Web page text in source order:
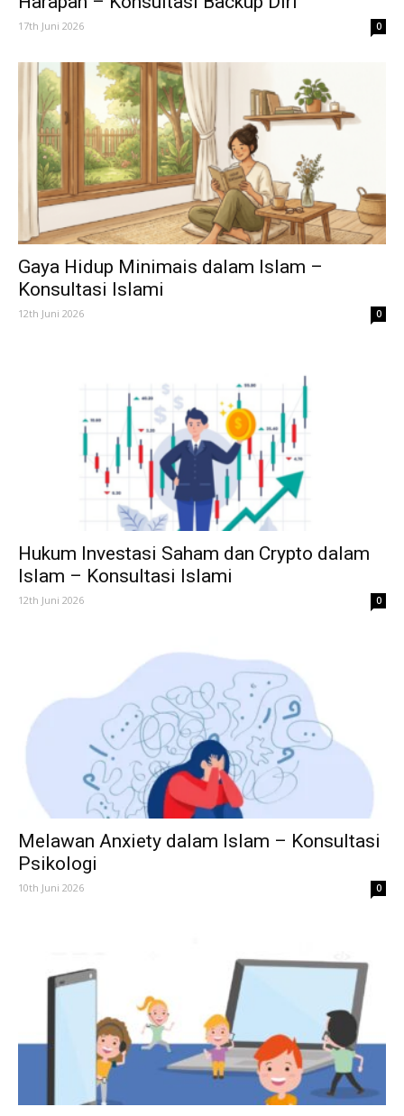
17th Juni 2026 0
Gaya Hidup Minimais dalam Islam –
Konsultasi Islami
12th Juni 2026 0
Hukum Investasi Saham dan Crypto dalam
Islam – Konsultasi Islami
12th Juni 2026 0
Melawan Anxiety dalam Islam – Konsultasi
Psikologi
10th Juni 2026 0